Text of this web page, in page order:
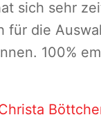
sich sehr
für die
100%